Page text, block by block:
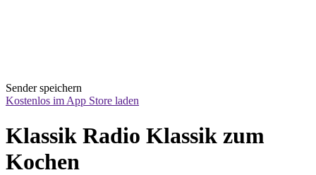
Sender speichern
Kostenlos im App Store laden
Klassik Radio Klassik zum
Kochen